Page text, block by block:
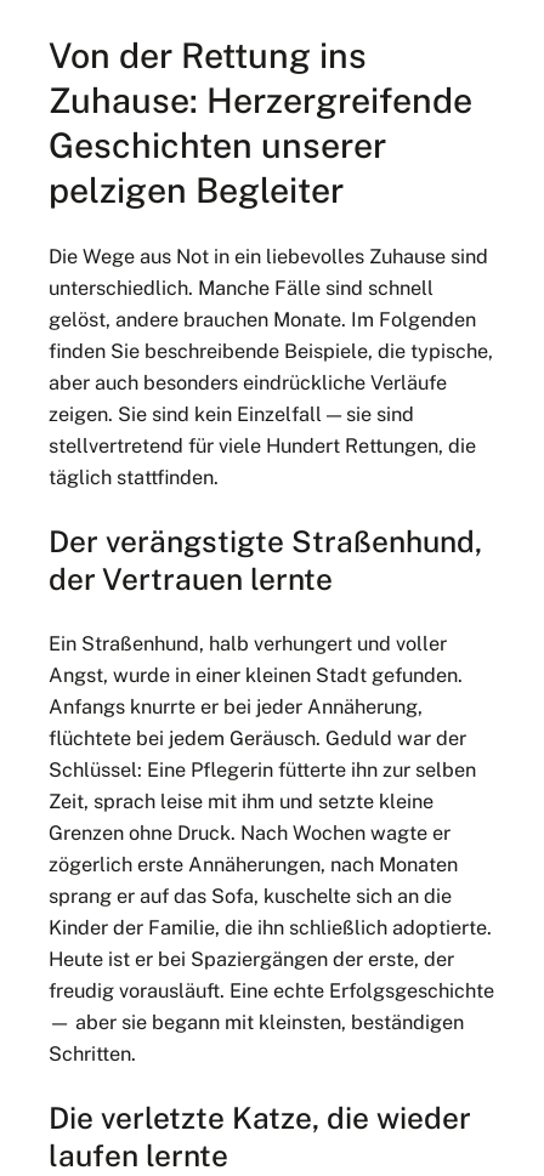
Von der Rettung ins
Zuhause: Herzergreifende
Geschichten unserer
pelzigen Begleiter
Die Wege aus Not in ein liebevolles Zuhause sind
unterschiedlich. Manche Fälle sind schnell
gelöst, andere brauchen Monate. Im Folgenden
finden Sie beschreibende Beispiele, die typische,
aber auch besonders eindrückliche Verläufe
zeigen. Sie sind kein Einzelfall — sie sind
stellvertretend für viele Hundert Rettungen, die
täglich stattfinden.
Der verängstigte Straßenhund,
der Vertrauen lernte
Ein Straßenhund, halb verhungert und voller
Angst, wurde in einer kleinen Stadt gefunden.
Anfangs knurrte er bei jeder Annäherung,
flüchtete bei jedem Geräusch. Geduld war der
Schlüssel: Eine Pflegerin fütterte ihn zur selben
Zeit, sprach leise mit ihm und setzte kleine
Grenzen ohne Druck. Nach Wochen wagte er
zögerlich erste Annäherungen, nach Monaten
sprang er auf das Sofa, kuschelte sich an die
Kinder der Familie, die ihn schließlich adoptierte.
Heute ist er bei Spaziergängen der erste, der
freudig vorausläuft. Eine echte Erfolgsgeschichte
— aber sie begann mit kleinsten, beständigen
Schritten.
Die verletzte Katze, die wieder
laufen lernte